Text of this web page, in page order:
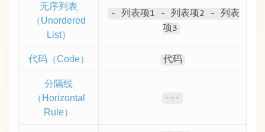
无序列表
（Unordered
List）
- 列表项1 - 列表项2 - 列表
项3
代码（Code） 代码
分隔线
（Horizontal
Rule）
---